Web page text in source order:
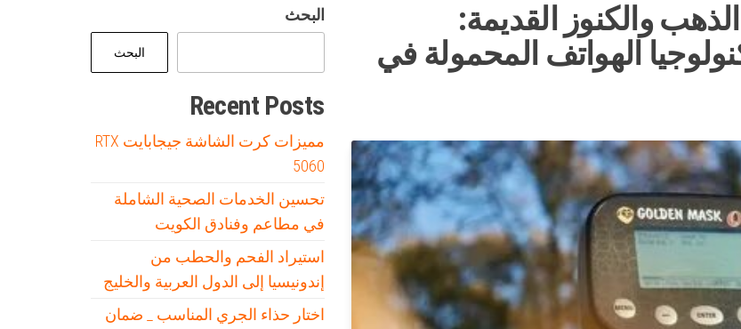
والكنوز القديمة:
الهواتف المحمولة في
البحث
البحث
Recent Posts
مميزات كرت الشاشة جيجابايت RTX
5060
تحسين الخدمات الصحية الشاملة
في مطاعم وفنادق الكويت
استيراد الفحم والحطب من
إندونيسيا إلى الدول العربية والخليج
اختار حذاء الجري المناسب _ ضمان